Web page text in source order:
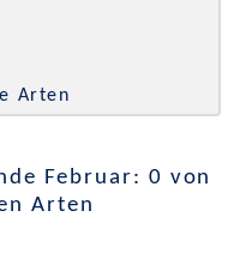
Arten
Februar: 0 von
Arten